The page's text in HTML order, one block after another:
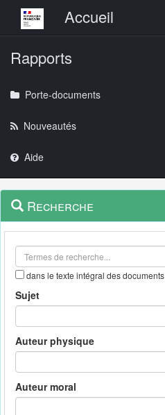
Menu principalAccueil
Rapports
Porte-documents
Nouveautés
Aide
Navigation
outils
Menu
contextuel
Recherche
dans le texte intégral des documents
Sujet
Auteur physique
Auteur moral